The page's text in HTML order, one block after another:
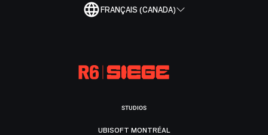
FRANÇAIS (CANADA)
STUDIOS
UBISOFT MONTRÉAL